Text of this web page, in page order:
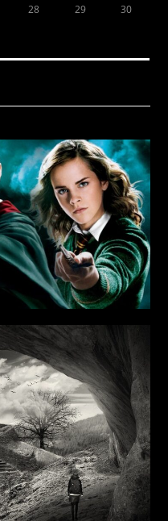
28 29 30